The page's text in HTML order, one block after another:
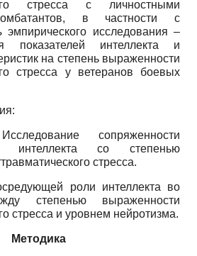
стресса с личностными
в частности с
эмпирического исследования –
показателей интеллекта и
на степень выраженности
стресса у ветеранов боевых
сопряженности
интеллекта со степенью
стресса.
роли интеллекта во
степенью выраженности
стресса и уровнем нейротизма.
Методика